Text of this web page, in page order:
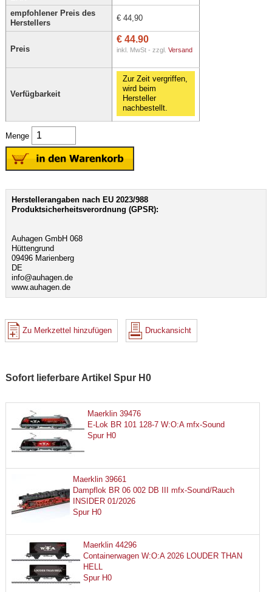
empfohlener Preis des
Herstellers
€ 44,90
Preis
€ 44.90
inkl. MwSt - zzgl. Versand
Verfügbarkeit
Zur Zeit vergriffen,
wird beim
Hersteller
nachbestellt.
Menge
Herstellerangaben nach EU 2023/988
Produktsicherheitsverordnung (GPSR):
Auhagen GmbH 068
Hüttengrund
09496 Marienberg
DE
info@auhagen.de
www.auhagen.de
Zu Merkzettel hinzufügen Druckansicht
Sofort lieferbare Artikel Spur H0
Maerklin 39476
E-Lok BR 101 128-7 W:O:A mfx-Sound
Spur H0
Maerklin 39661
Dampflok BR 06 002 DB III mfx-Sound/Rauch
INSIDER 01/2026
Spur H0
Maerklin 44296
Containerwagen W:O:A 2026 LOUDER THAN
HELL
Spur H0